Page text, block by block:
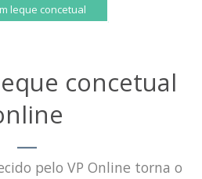
leque concetual
concetual
pelo VP Online torna o